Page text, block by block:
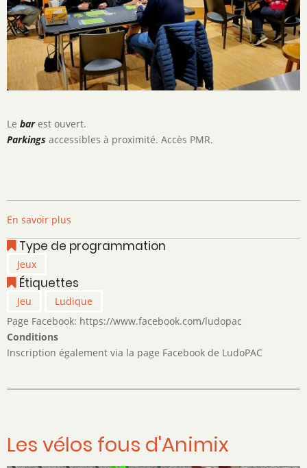
Le barest ouvert.
Parkings accessibles à proximité. Accès PMR.
En savoir plus
Jeux
Société
Type de programmation
Jeux
Étiquettes
Jeu
Ludique
Page Facebook: https://www.facebook.com/ludopac
Conditions
Inscription également via la page Facebook de LudoPAC
Les vélos fous d'Animix